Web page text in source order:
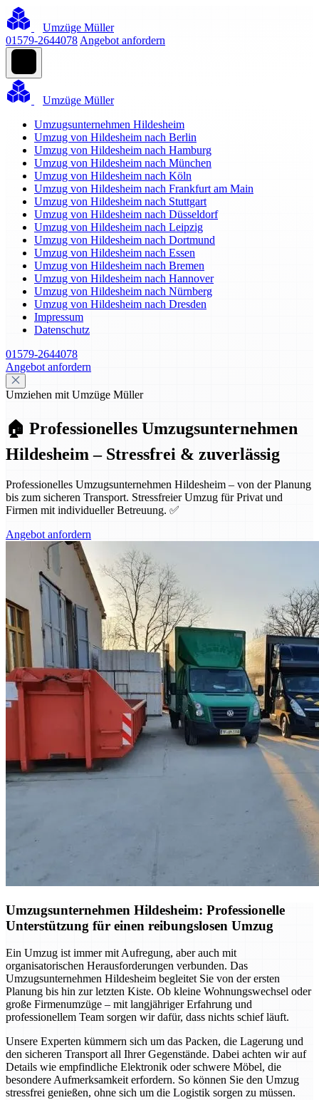
Umzüge Müller
01579-2644078 Angebot anfordern
Umzüge Müller
Umzugsunternehmen Hildesheim
Umzug von Hildesheim nach Berlin
Umzug von Hildesheim nach Hamburg
Umzug von Hildesheim nach München
Umzug von Hildesheim nach Köln
Umzug von Hildesheim nach Frankfurt am Main
Umzug von Hildesheim nach Stuttgart
Umzug von Hildesheim nach Düsseldorf
Umzug von Hildesheim nach Leipzig
Umzug von Hildesheim nach Dortmund
Umzug von Hildesheim nach Essen
Umzug von Hildesheim nach Bremen
Umzug von Hildesheim nach Hannover
Umzug von Hildesheim nach Nürnberg
Umzug von Hildesheim nach Dresden
Impressum
Datenschutz
01579-2644078
Angebot anfordern
Umziehen mit Umzüge Müller
🏠 Professionelles Umzugsunternehmen
Hildesheim – Stressfrei & zuverlässig
Professionelles Umzugsunternehmen Hildesheim – von der Planung
bis zum sicheren Transport. Stressfreier Umzug für Privat und
Firmen mit individueller Betreuung. ✅
Angebot anfordern
Umzugsunternehmen Hildesheim: Professionelle
Unterstützung für einen reibungslosen Umzug
Ein Umzug ist immer mit Aufregung, aber auch mit
organisatorischen Herausforderungen verbunden. Das
Umzugsunternehmen Hildesheim begleitet Sie von der ersten
Planung bis hin zur letzten Kiste. Ob kleine Wohnungswechsel oder
große Firmenumzüge – mit langjähriger Erfahrung und
professionellem Team sorgen wir dafür, dass nichts schief läuft.
Unsere Experten kümmern sich um das Packen, die Lagerung und
den sicheren Transport all Ihrer Gegenstände. Dabei achten wir auf
Details wie empfindliche Elektronik oder schwere Möbel, die
besondere Aufmerksamkeit erfordern. So können Sie den Umzug
stressfrei genießen, ohne sich um die Logistik sorgen zu müssen.